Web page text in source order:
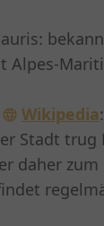
Alpes-
Wikipedia:
Stadt trug
daher